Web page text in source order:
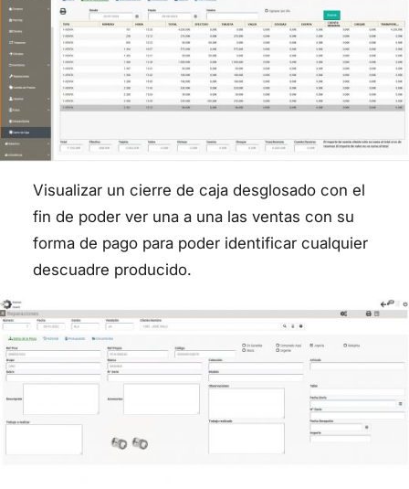
Visualizar un cierre de caja desglosado con el
fin de poder ver una a una las ventas con su
forma de pago para poder identificar cualquier
descuadre producido.